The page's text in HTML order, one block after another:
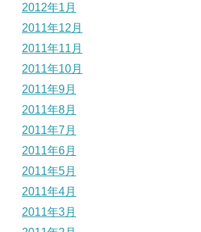
2012年1月
2011年12月
2011年11月
2011年10月
2011年9月
2011年8月
2011年7月
2011年6月
2011年5月
2011年4月
2011年3月